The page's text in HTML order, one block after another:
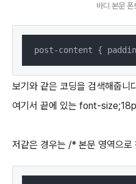
바디 본문 폰
post-content {
보기와 같은 코딩을 검색해줍니
여기서 끝에 있는 font-
저같은 경우는 /* 본문 영역으로